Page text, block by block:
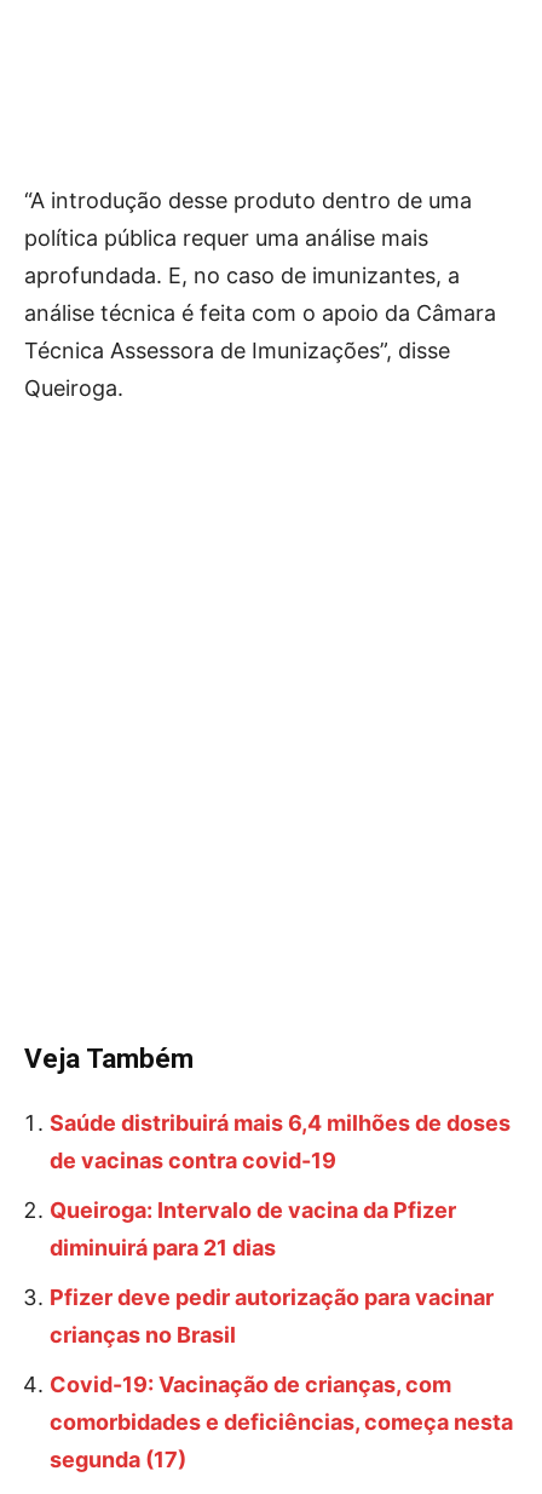
“A introdução desse produto dentro de uma
política pública requer uma análise mais
aprofundada. E, no caso de imunizantes, a
análise técnica é feita com o apoio da Câmara
Técnica Assessora de Imunizações”, disse
Queiroga.
Veja Também
Saúde distribuirá mais 6,4 milhões de doses
de vacinas contra covid-19
Queiroga: Intervalo de vacina da Pfizer
diminuirá para 21 dias
Pfizer deve pedir autorização para vacinar
crianças no Brasil
Covid-19: Vacinação de crianças, com
comorbidades e deficiências, começa nesta
segunda (17)